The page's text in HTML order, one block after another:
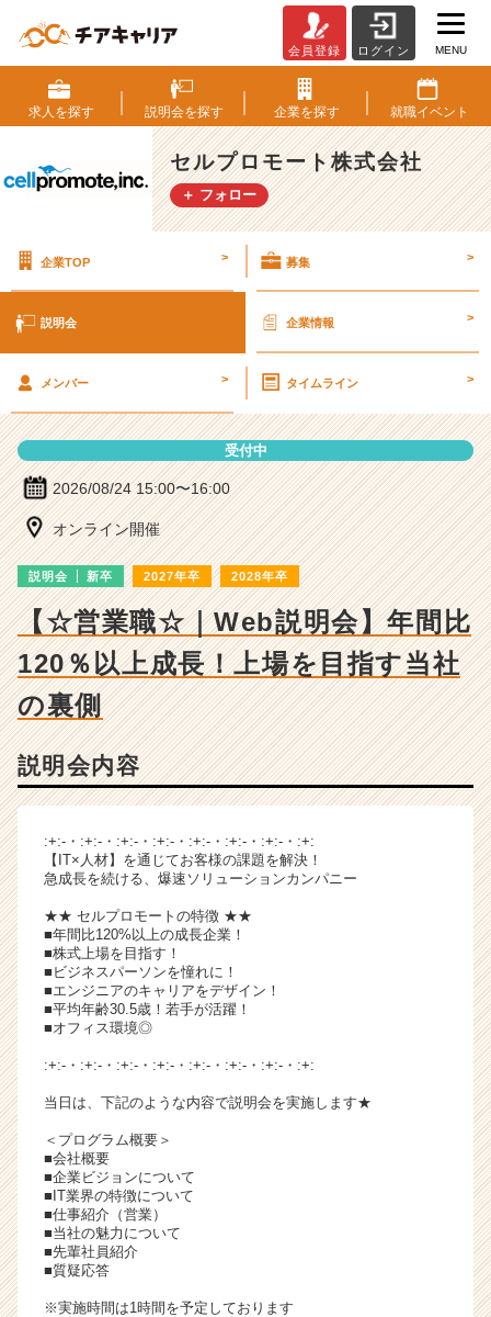
ル
プ
ロ
モ
ー
ト
社
明
ン
ー・
成
企
業
か
届
く
就
活
サ
ト
チ
ャ
リ
e
r
r
会員登録 ログイン MENU
求人を探す 説明会を探す 企業を探す 就職イベント
セルプロモート株式会社
＋ フォロー
企業TOP > 募集 >
説明会 企業情報 >
メンバー > タイムライン >
受付中
2026/08/24 15:00〜16:00
オンライン開催
説明会 新卒 2027年卒 2028年卒
【☆営業職☆｜Web説明会】年間比
120％以上成長！上場を目指す当社
の裏側
説明会内容
:+:-・:+:-・:+:-・:+:-・:+:-・:+:-・:+:-・:+:
【IT×人材】を通じてお客様の課題を解決！
急成長を続ける、爆速ソリューションカンパニー
★★ セルプロモートの特徴 ★★
■年間比120%以上の成長企業！
■株式上場を目指す！
■ビジネスパーソンを憧れに！
■エンジニアのキャリアをデザイン！
■平均年齢30.5歳！若手が活躍！
■オフィス環境◎
:+:-・:+:-・:+:-・:+:-・:+:-・:+:-・:+:-・:+:
当日は、下記のような内容で説明会を実施します★
＜プログラム概要＞
■会社概要
■企業ビジョンについて
■IT業界の特徴について
■仕事紹介（営業）
■当社の魅力について
■先輩社員紹介
■質疑応答
※実施時間は1時間を予定しております